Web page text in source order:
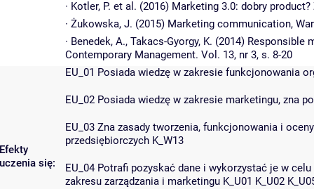
· Kotler, P. et al. (2016) Marketing 3.0: dobry
· Żukowska, J. (2015) Marketing communication,
· Benedek, A., Takacs-Gyorgy, K. (2014)
Contemporary Management. Vol. 13, nr 3, s. 8-20
Efekty
uczenia się:
EU_01 Posiada wiedzę w zakresie funkcjonowania
EU_02 Posiada wiedzę w zakresie marketingu, zna
EU_03 Zna zasady tworzenia, funkcjonowania i
przedsiębiorczych K_W13
EU_04 Potrafi pozyskać dane i wykorzystać je w
zakresu zarządzania i marketingu K_U01 K_U02